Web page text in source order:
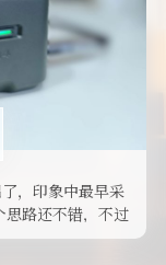
播形式
，印象中最早采
思路还不错，不过